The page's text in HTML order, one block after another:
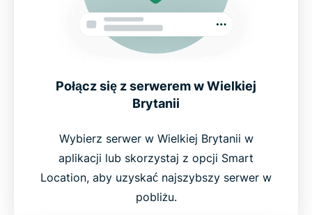
Połącz się z serwerem w Wielkiej
Brytanii
Wybierz serwer w Wielkiej Brytanii w
aplikacji lub skorzystaj z opcji Smart
Location, aby uzyskać najszybszy serwer w
pobliżu.